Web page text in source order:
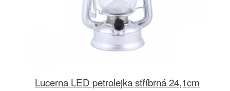
Lucerna LED petrolejka stříbrná 24,1cm